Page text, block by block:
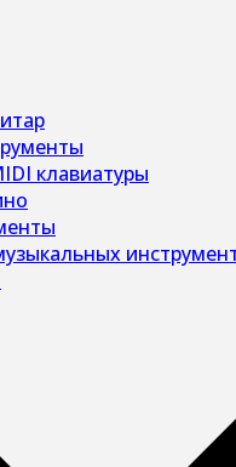
клавиатуры